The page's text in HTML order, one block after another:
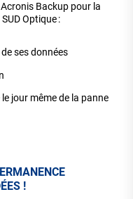
Backup pour la
Optique :
ses données
jour même de la panne
!